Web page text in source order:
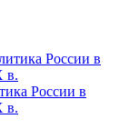
России в
в.